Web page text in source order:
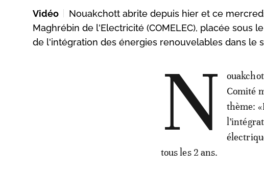
Vidéo
Nouakchott abrite depuis hier et ce
Maghrébin de l'Electricité (COMELEC), placée
de l'intégration des énergies renouvelables dans le
N
Comité
thème:
tous les 2 ans.